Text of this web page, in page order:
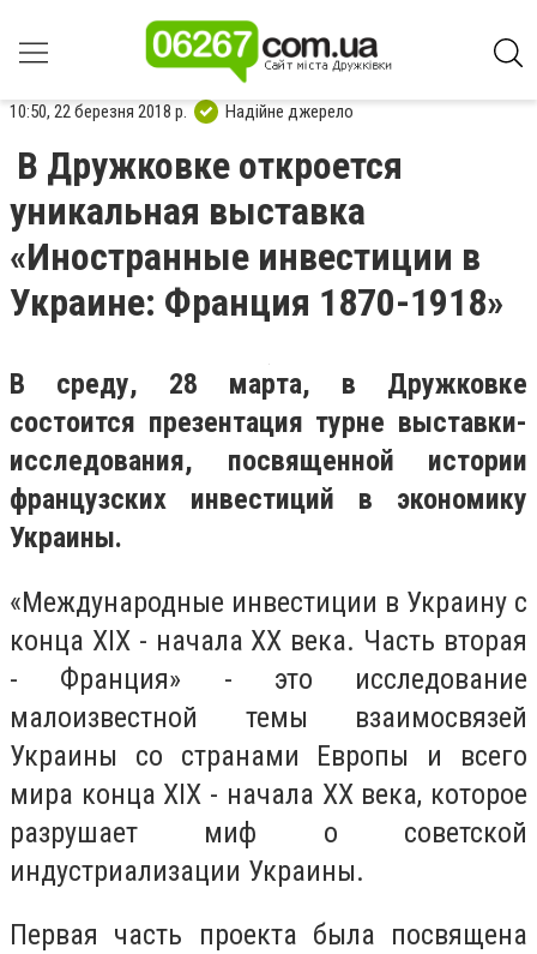
10:50, 22 березня 2018 р. Надійне джерело
В Дружковке откроется
уникальная выставка
«Иностранные инвестиции в
Украине: Франция 1870-1918»
В среду, 28 марта, в Дружковке
состоится презентация турне выставки-
исследования, посвященной истории
французских инвестиций в экономику
Украины.
«Международные инвестиции в Украину с
конца XIX - начала ХХ века. Часть вторая
- Франция» - это исследование
малоизвестной темы взаимосвязей
Украины со странами Европы и всего
мира конца XIX - начала ХХ века, которое
разрушает миф о советской
индустриализации Украины.
Первая часть проекта была посвящена